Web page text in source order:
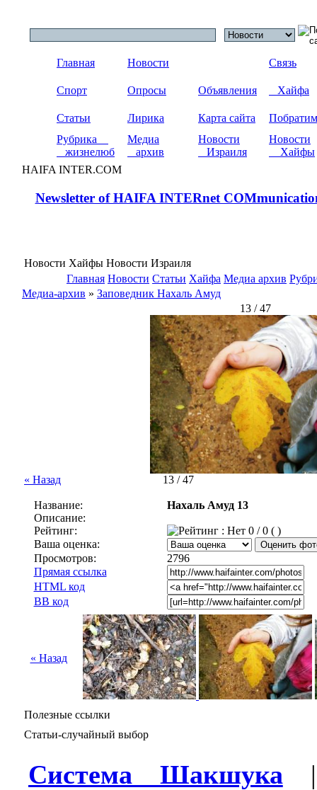
Главная Новости Связь
Спорт Опросы Объявления Хайфа
Статьи Лирика Карта сайта
Рубрика
жизнелюб
Медиа
архив
Новости
Израиля
Новости
Хайфы
HAIFA INTER.COM
Newsletter of HAIFA INTERnet
Новости Хайфы Новости Израиля
Главная Новости Статьи Хайфа Медиа архив
Медиа-архив » Заповедник Нахаль Амуд
13 / 47
« Назад 13 / 47
Название:
Нахаль Амуд 13
Описание:
Рейтинг:
0 / 0 ( )
Ваша оценка:
Просмотров:
2796
Прямая ссылка
HTML код
BB код
« Назад
Полезные ссылки
Статьи-случайный выбор
Система Шакшука